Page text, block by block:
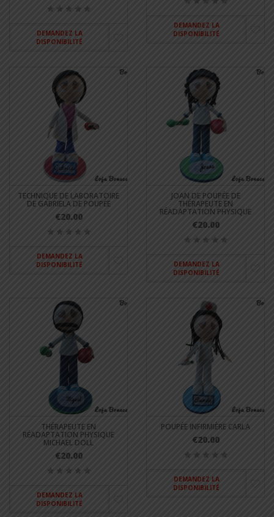
DEMANDEZ LA
DISPONIBILITÉ
DEMANDEZ LA
DISPONIBILITÉ
TECHNIQUE DE LABORATOIRE
DE GABRIELA DE POUPÉE
€20.00
DEMANDEZ LA
DISPONIBILITÉ
JOAN DE POUPÉE DE
THÉRAPEUTE EN
RÉADAPTATION PHYSIQUE
€20.00
DEMANDEZ LA
DISPONIBILITÉ
THÉRAPEUTE EN
RÉADAPTATION PHYSIQUE
MICHAEL DOLL
€20.00
DEMANDEZ LA
DISPONIBILITÉ
POUPÉE INFIRMIÈRE CARLA
€20.00
DEMANDEZ LA
DISPONIBILITÉ